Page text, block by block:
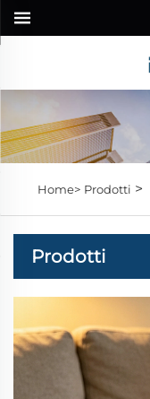
Home> Prodotti >
Prodotti